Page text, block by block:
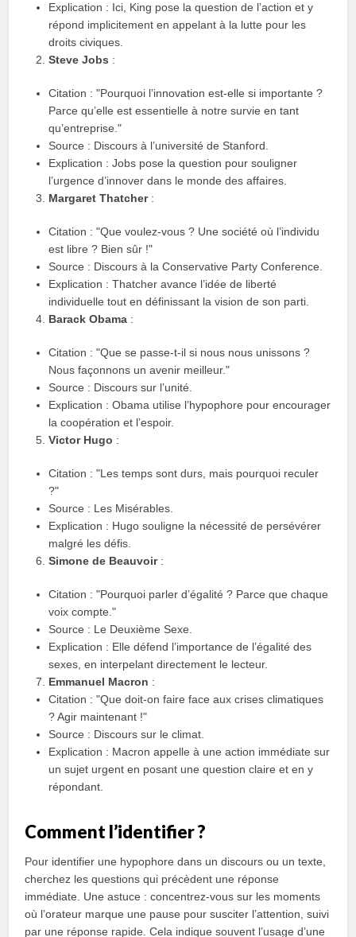
Explication : Ici, King pose la question de l’action et y
répond implicitement en appelant à la lutte pour les
droits civiques.
Steve Jobs :
Citation : "Pourquoi l’innovation est-elle si importante ?
Parce qu’elle est essentielle à notre survie en tant
qu’entreprise."
Source : Discours à l’université de Stanford.
Explication : Jobs pose la question pour souligner
l’urgence d’innover dans le monde des affaires.
Margaret Thatcher:
Citation : "Que voulez-vous ? Une société où l’individu
est libre ? Bien sûr !"
Source : Discours à la Conservative Party Conference.
Explication : Thatcher avance l’idée de liberté
individuelle tout en définissant la vision de son parti.
Barack Obama :
Citation : "Que se passe-t-il si nous nous unissons ?
Nous façonnons un avenir meilleur."
Source : Discours sur l’unité.
Explication : Obama utilise l’hypophore pour encourager
la coopération et l’espoir.
Victor Hugo :
Citation : "Les temps sont durs, mais pourquoi reculer
?"
Source : Les Misérables.
Explication : Hugo souligne la nécessité de persévérer
malgré les défis.
Simone de Beauvoir:
Citation : "Pourquoi parler d’égalité ? Parce que chaque
voix compte."
Source : Le Deuxième Sexe.
Explication : Elle défend l’importance de l’égalité des
sexes, en interpelant directement le lecteur.
Emmanuel Macron :
Citation : "Que doit-on faire face aux crises climatiques
? Agir maintenant !"
Source : Discours sur le climat.
Explication : Macron appelle à une action immédiate sur
un sujet urgent en posant une question claire et en y
répondant.
Comment l’identifier ?
Pour identifier une hypophore dans un discours ou un texte,
cherchez les questions qui précèdent une réponse
immédiate. Une astuce : concentrez-vous sur les moments
où l’orateur marque une pause pour susciter l’attention, suivi
par une réponse rapide. Cela indique souvent l’usage d’une